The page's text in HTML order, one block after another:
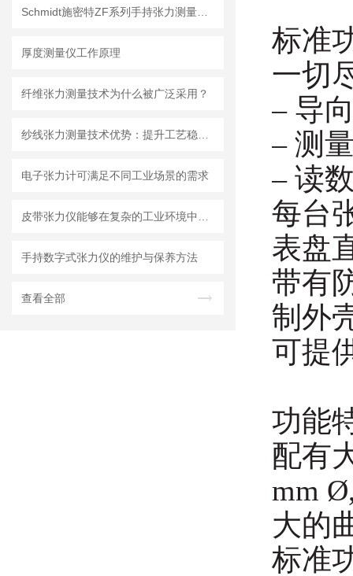
厚度测量仪工作原理
纤维张力测量技术为什么被广泛采用？
电子张力计可满足不同工业场景的需求
手持数字式张力仪的维护与保养方法
查看全部
标准
一切
– 导
– 测
– 读
每台
表盘
带有
制外
可提
功能
配有
mm
大的
标准